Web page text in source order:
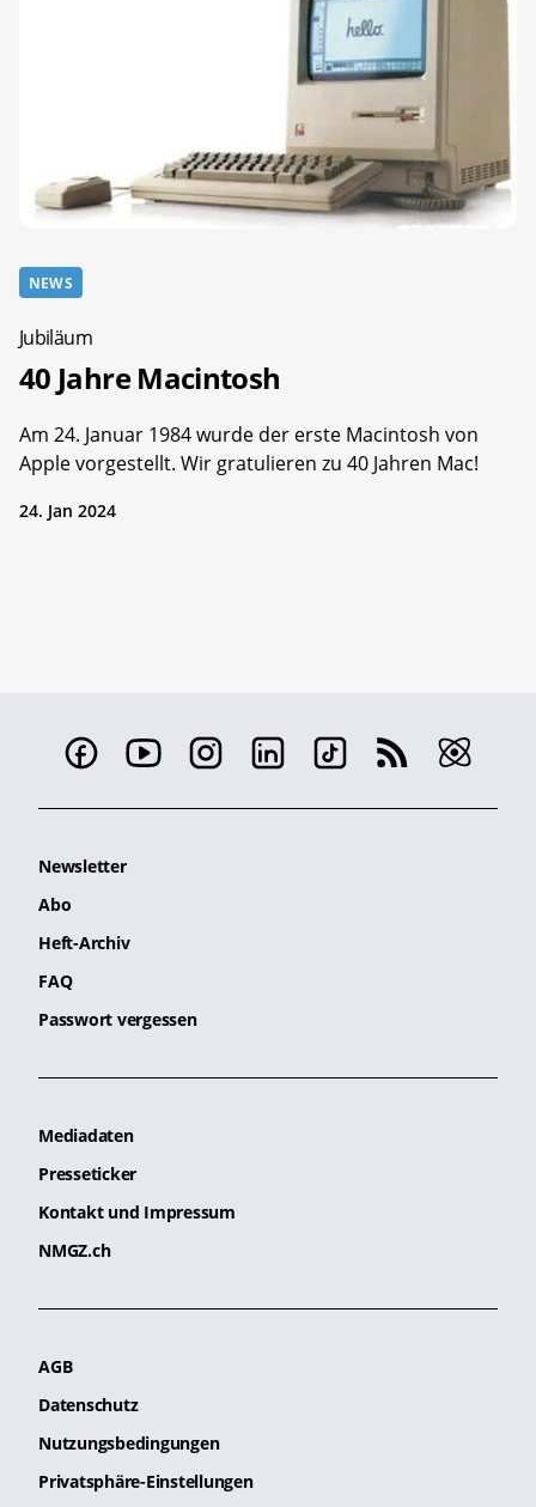
NEWS
Jubiläum
40 Jahre Macintosh
Am 24. Januar 1984 wurde der erste Macintosh von
Apple vorgestellt. Wir gratulieren zu 40 Jahren Mac!
24. Jan 2024
Newsletter
Abo
Heft-Archiv
FAQ
Passwort vergessen
Mediadaten
Presseticker
Kontakt und Impressum
NMGZ.ch
AGB
Datenschutz
Nutzungsbedingungen
Privatsphäre-Einstellungen